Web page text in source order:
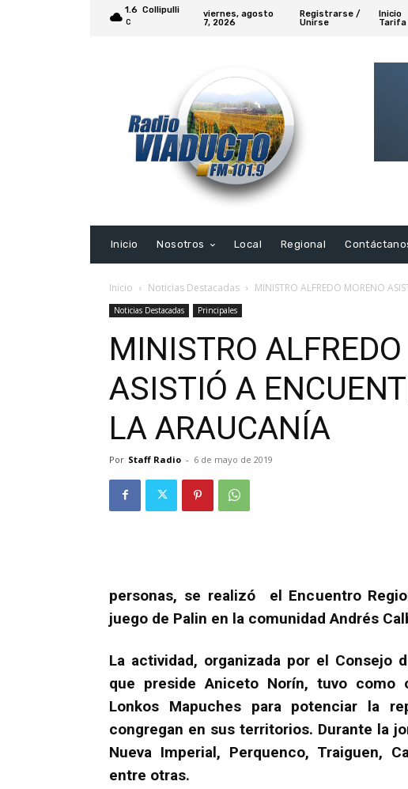
1.6
C
Collipulli
viernes, agosto
7, 2026
Registrarse /
Unirse
Inicio
Tarifa
Inicio
Nosotros Local Regional
Inicio Noticias Destacadas MINISTRO ALFREDO MORENO
Noticias Destacadas Principales
MINISTRO
ASISTIÓ A
LA ARAUCANÍA
Por Staff Radio - 6 de mayo de 2019
personas, se realizó el Encuentro
juego de Palin en la comunidad Andrés
La actividad, organizada por el Consejo
que preside Aniceto Norín, tuvo
Lonkos Mapuches para potenciar la
congregan en sus territorios. Durante la
Nueva Imperial, Perquenco, Traiguen,
entre otras.